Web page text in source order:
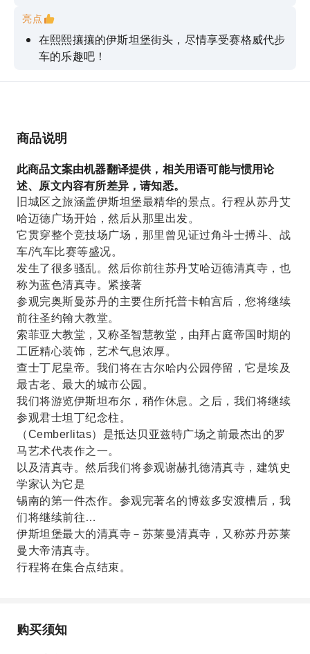
亮点
在熙熙攘攘的伊斯坦堡街头，尽情享受赛格威代步
车的乐趣吧！
跟随我们的专业导游，聆听伊斯坦堡的历史、神话
商品说明
此商品文案由机器翻译提供，相关用语可能与惯用论
述、原文内容有所差异，请知悉。
旧城区之旅涵盖伊斯坦堡最精华的景点。行程从苏丹艾
哈迈德广场开始，然后从那里出发。
它贯穿整个竞技场广场，那里曾见证过角斗士搏斗、战
车/汽车比赛等盛况。
发生了很多骚乱。然后你前往苏丹艾哈迈德清真寺，也
称为蓝色清真寺。紧接著
参观完奥斯曼苏丹的主要住所托普卡帕宫后，您将继续
前往圣约翰大教堂。
索菲亚大教堂，又称圣智慧教堂，由拜占庭帝国时期的
工匠精心装饰，艺术气息浓厚。
查士丁尼皇帝。我们将在古尔哈内公园停留，它是埃及
最古老、最大的城市公园。
我们将游览伊斯坦布尔，稍作休息。之后，我们将继续
参观君士坦丁纪念柱。
（Cemberlitas）是抵达贝亚兹特广场之前最杰出的罗
马艺术代表作之一。
以及清真寺。然后我们将参观谢赫扎德清真寺，建筑史
学家认为它是
锡南的第一件杰作。参观完著名的博兹多安渡槽后，我
们将继续前往…
伊斯坦堡最大的清真寺－苏莱曼清真寺，又称苏丹苏莱
曼大帝清真寺。
行程将在集合点结束。
购买须知